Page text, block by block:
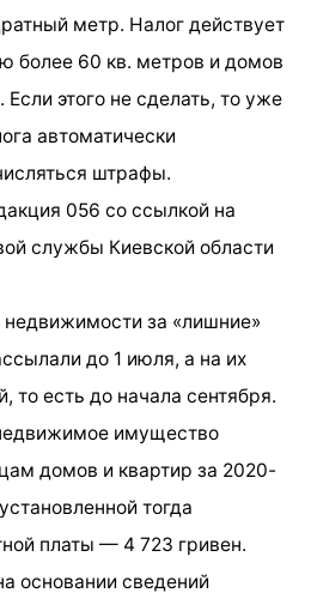
метр. Налог действует
более 60 кв. метров и домов
этого не сделать, то уже
автоматически
штрафы.
056 со ссылкой на
службы Киевской области
недвижимости за «лишние»
до 1 июля, а на их
то есть до начала сентября.
имущество
домов и квартир за 2020-
тогда
платы — 4 723 гривен.
основании сведений